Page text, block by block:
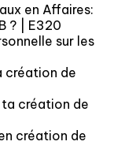
en Affaires:
? | E320
sur les
création de
création de
création de